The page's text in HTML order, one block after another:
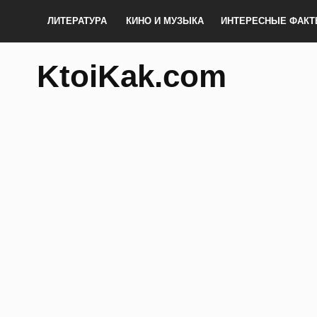
ЛИТЕРАТУРА КИНО И МУЗЫКА ИНТЕРЕСНЫЕ
KtoiKak.com